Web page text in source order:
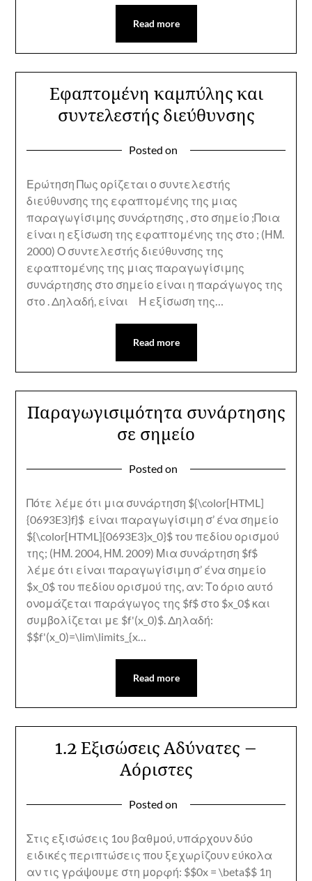
Read more
Εφαπτομένη καμπύλης και
συντελεστής διεύθυνσης
Posted on
Ερώτηση Πως ορίζεται ο συντελεστής
διεύθυνσης της εφαπτομένης της μιας
παραγωγίσιμης συνάρτησης , στο σημείο ;Ποια
είναι η εξίσωση της εφαπτομένης της στο ; (ΗΜ.
2000) Ο συντελεστής διεύθυνσης της
εφαπτομένης της μιας παραγωγίσιμης
συνάρτησης στο σημείο είναι η παράγωγος της
στο . Δηλαδή, είναι Η εξίσωση της…
Read more
Παραγωγισιμότητα συνάρτησης
σε σημείο
Posted on
Πότε λέμε ότι μια συνάρτηση ${\color[HTML]
{0693E3}f}$ είναι παραγωγίσιμη σ’ ένα σημείο
${\color[HTML]{0693E3}x_0}$ του πεδίου ορισμού
της; (ΗΜ. 2004, ΗΜ. 2009) Μια συνάρτηση $f$
λέμε ότι είναι παραγωγίσιμη σ’ ένα σημείο
$x_0$ του πεδίου ορισμού της, αν: Το όριο αυτό
ονομάζεται παράγωγος της $f$ στο $x_0$ και
συμβολίζεται με $f'(x_0)$. Δηλαδή:
$$f'(x_0)=\lim\limits_{x…
Read more
1.2 Εξισώσεις Αδύνατες –
Αόριστες
Posted on
Στις εξισώσεις 1ου βαθμού, υπάρχουν δύο
ειδικές περιπτώσεις που ξεχωρίζουν εύκολα
αν τις γράψουμε στη μορφή: $$0x = \beta$$ 1η